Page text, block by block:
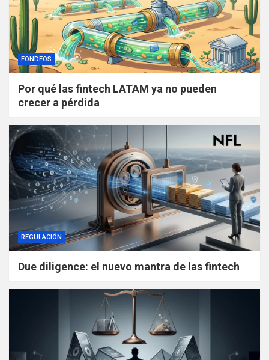
FONDEOS
Por qué las fintech LATAM ya no pueden
crecer a pérdida
REGULACIÓN
Due diligence: el nuevo mantra de las fintech